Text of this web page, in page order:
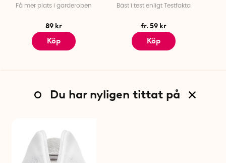
Få mer plats i garderoben
89 kr
Köp
Bäst i test enligt Testfakta
fr. 59 kr
Köp
Du har nyligen tittat på